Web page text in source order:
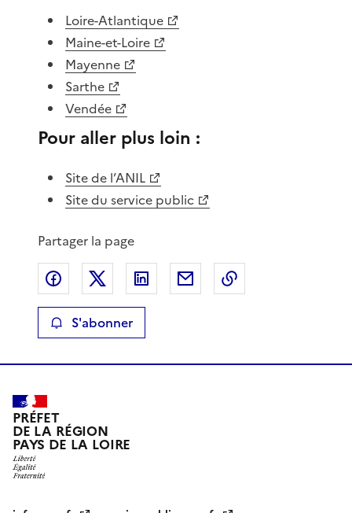
Loire-Atlantique
Maine-et-Loire
Mayenne
Sarthe
Vendée
Pour aller plus loin :
Site de l’ANIL
Site du service public
Partager la page
Partager sur Facebook
Partager sur XPartager sur LinkedIn
Partager par email
S'abonner
PRÉFET
DE LA RÉGION
PAYS DE LA LOIRE